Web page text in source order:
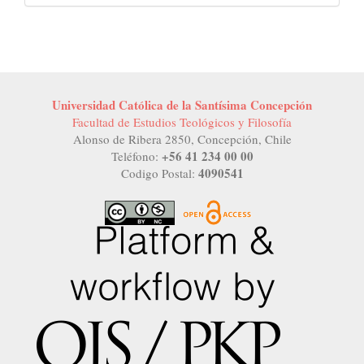
Universidad Católica de la Santísima Concepción
Facultad de Estudios Teológicos y Filosofía
Alonso de Ribera 2850, Concepción, Chile
Teléfono: +56 41 234 00 00
Codigo Postal: 4090541